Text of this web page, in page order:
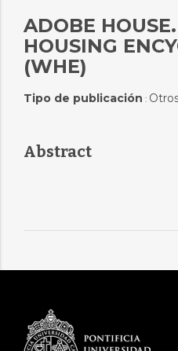
ADOBE
HOUSING
(WHE)
Tipo de publicación :
Abstract